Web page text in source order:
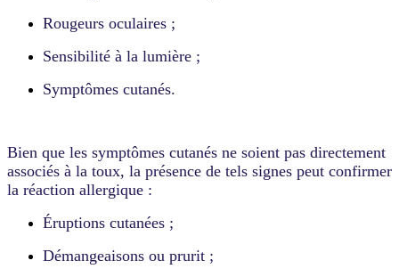
Rougeurs oculaires ;
Sensibilité à la lumière ;
Symptômes cutanés.
Bien que les symptômes cutanés ne soient pas directement
associés à la toux, la présence de tels signes peut confirmer
la réaction allergique :
Éruptions cutanées ;
Démangeaisons ou prurit ;